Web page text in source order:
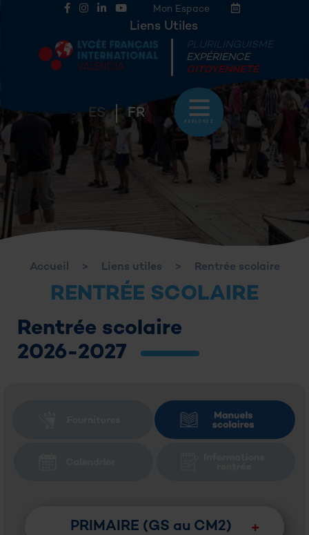
Mon Espace
PLURILINGUISME
EXPÉRIENCE
CITOYENNETÉ
ES FR
EXPLOREZ
Liens Utiles
Accueil > Liens utiles > Rentrée scolaire
RENTRÉE SCOLAIRE
Rentrée scolaire
2026-2027
PRIMAIRE (GS au CM2)